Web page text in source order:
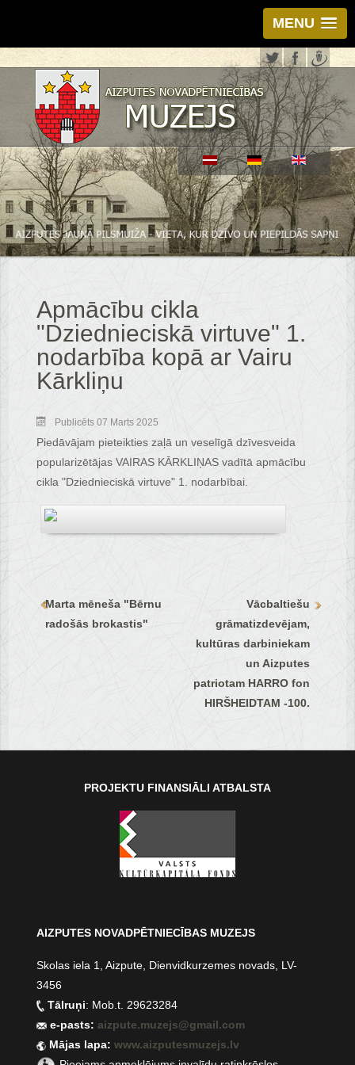
MENU
Apmācību cikla
"Dziednieciskā virtuve" 1.
nodarbība kopā ar Vairu
Kārkliņu
Publicēts 07 Marts 2025
Piedāvājam pieteikties zaļā un veselīgā dzīvesveida
popularizētājas VAIRAS KĀRKLIŅAS vadītā apmācību
cikla "Dziednieciskā virtuve" 1. nodarbībai.
Marta mēneša "Bērnu
radošās brokastis"
Vācbaltiešu
grāmatizdevējam,
kultūras darbiniekam
un Aizputes
patriotam HARRO fon
HIRŠHEIDTAM -100.
PROJEKTU FINANSIĀLI ATBALSTA
AIZPUTES NOVADPĒTNIECĪBAS MUZEJS
Skolas iela 1, Aizpute, Dienvidkurzemes novads, LV-
3456
Tālruņi: Mob.t. 29623284
e-pasts:aizpute.muzejs@gmail.com
Mājas lapa:www.aizputesmuzejs.lv